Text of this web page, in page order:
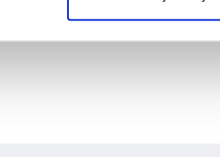
izin vermedikleri